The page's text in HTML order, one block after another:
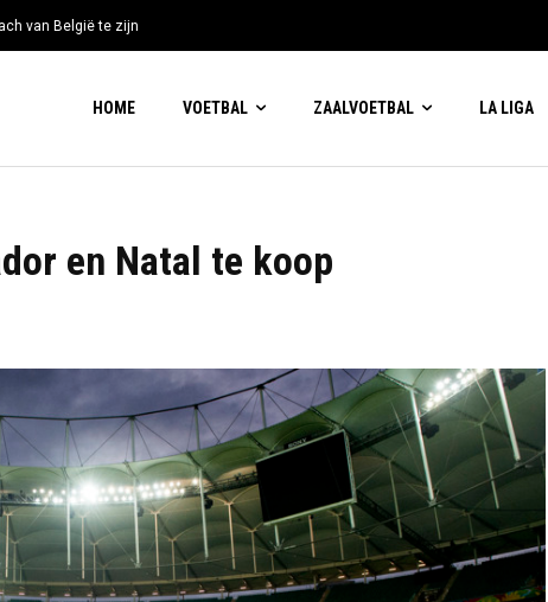
van België te zijn
HOME VOETBAL ZAALVOETBAL LA LIGA
en Natal te koop